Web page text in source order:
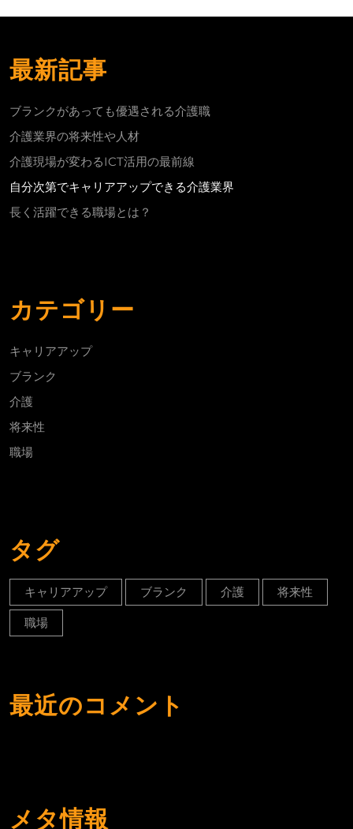
最新記事
ブランクがあっても優遇される介護職
介護業界の将来性や人材
介護現場が変わるICT活用の最前線
自分次第でキャリアアップできる介護業界
長く活躍できる職場とは？
カテゴリー
キャリアアップ
ブランク
介護
将来性
職場
タグ
キャリアアップ ブランク 介護 将来性
職場
最近のコメント
メタ情報